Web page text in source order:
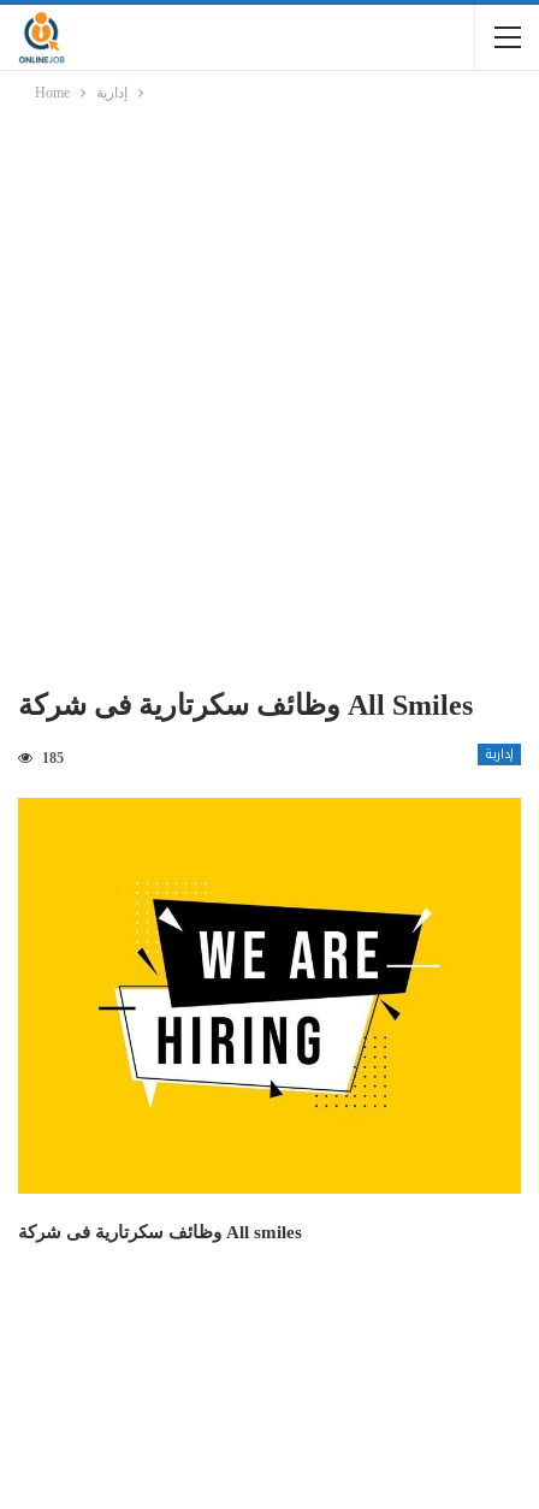
Home إدارية
وظائف سكرتارية فى شركة All Smiles
إدارية 185
وظائف سكرتارية فى شركة All smiles